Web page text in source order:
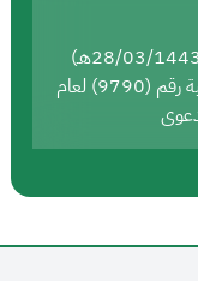
رقم (42745737/ق/1443هـ) وتاريخ (28/03/1443هـ)
الصادر بشأنه حكم محكمة الإدارية الابتدائية رقم (9790) لعام